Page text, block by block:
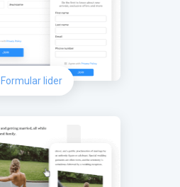
Formular lider